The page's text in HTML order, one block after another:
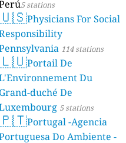
5 stations
Physicians For Social
114 stations
Portail De
Du
Grand-duché De
5 stations
Portugal -Agencia
Do Ambiente -